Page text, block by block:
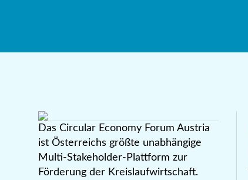
Das Circular Economy Forum Austria
ist Österreichs größte unabhängige
Multi-Stakeholder-Plattform zur
Förderung der Kreislaufwirtschaft.